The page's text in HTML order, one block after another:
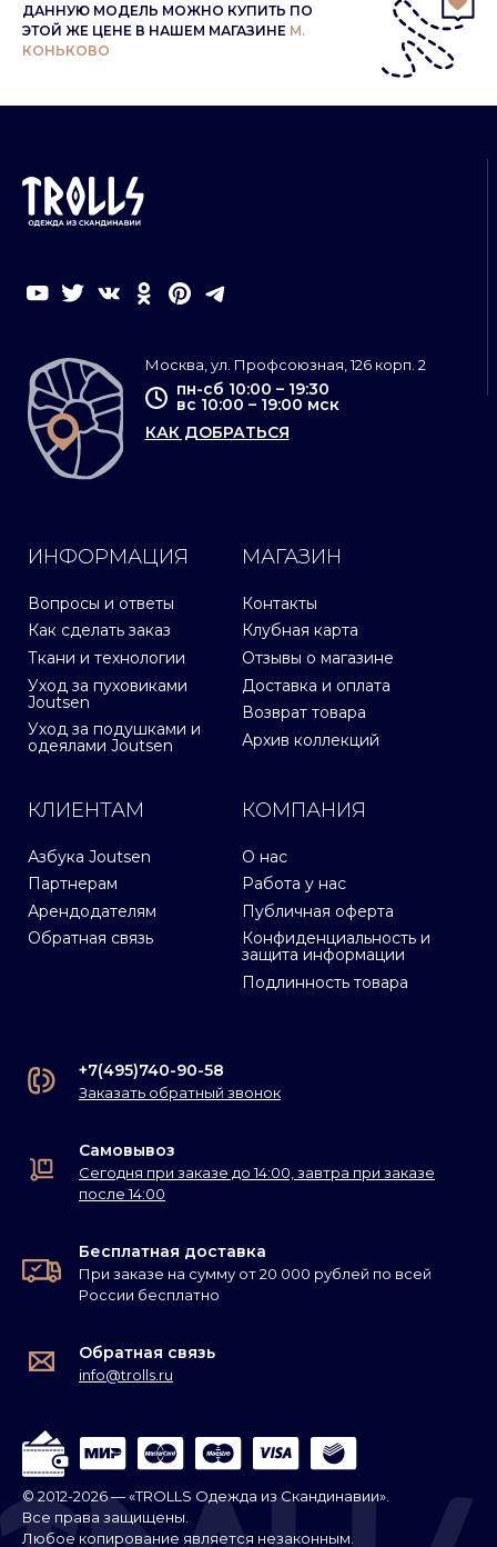
ДАННУЮ МОДЕЛЬ МОЖНО КУПИТЬ ПО
ЭТОЙ ЖЕ ЦЕНЕ В НАШЕМ МАГАЗИНЕ М.
КОНЬКОВО
ИНФОРМАЦИЯ
Вопросы и ответы
Как сделать заказ
Ткани и технологии
Уход за пуховиками
Joutsen
Уход за подушками и
одеялами Joutsen
МАГАЗИН
Контакты
Клубная карта
Отзывы о магазине
Доставка и оплата
Возврат товара
Архив коллекций
КЛИЕНТАМ
Азбука Joutsen
Партнерам
Арендодателям
Обратная связь
КОМПАНИЯ
О нас
Работа у нас
Публичная оферта
Конфиденциальность и
защита информации
Подлинность товара
Москва, ул. Профсоюзная, 126 корп. 2
пн-сб 10:00 – 19:30
вс 10:00 – 19:00 мск
КАК ДОБРАТЬСЯ
+7(495)740-90-58
Заказать обратный звонок
Самовывоз
Сегодня при заказе до 14:00, завтра при заказе
после 14:00
Бесплатная доставка
При заказе на сумму от 20 000 рублей по всей
России бесплатно
Обратная связь
info@trolls.ru
© 2012-2026 — «TROLLS Одежда из Скандинавии».
Все права защищены.
Любое копирование является незаконным.